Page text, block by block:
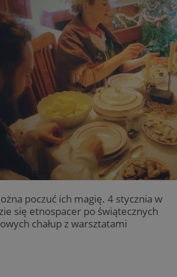
poczuć ich magię. 4 stycznia w
się etnospacer po świątecznych
chałup z warsztatami